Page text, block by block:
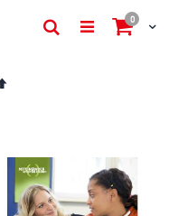
Cart
0items
Suche
In